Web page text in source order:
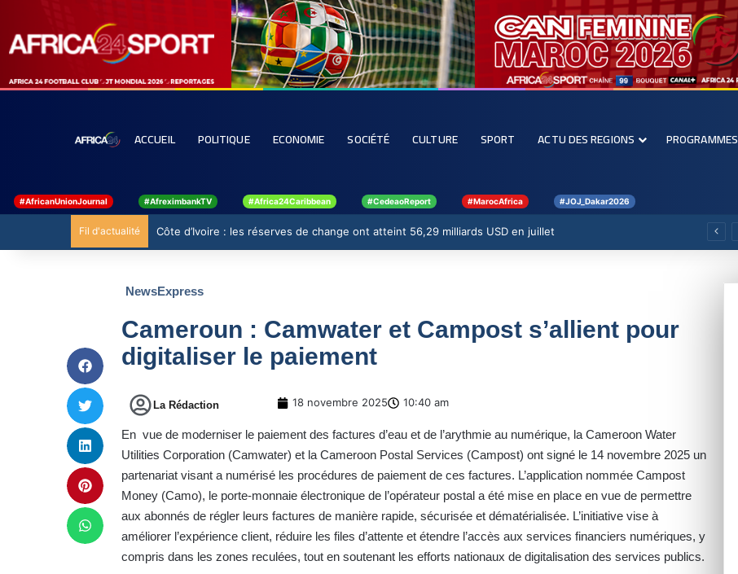
ACCUEIL POLITIQUE ECONOMIE SOCIÉTÉ CULTURE SPORT ACTU DES REGIONS PROGRAMMES
#AfricanUnionJournal #AfreximbankTV #Africa24Caribbean #CedeaoReport #MarocAfrica #JOJ_Dakar2026
Fil d'actualité Côte d’Ivoire : les réserves de change ont atteint 56,29 milliards USD en juillet
NewsExpress
Cameroun : Camwater et Campost s’allient pour
digitaliser le paiement
La Rédaction 18 novembre 2025 10:40 am
En vue de moderniser le paiement des factures d’eau et de l’arythmie au numérique, la Cameroon Water
Utilities Corporation (Camwater) et la Cameroon Postal Services (Campost) ont signé le 14 novembre 2025 un
partenariat visant a numérisé les procédures de paiement de ces factures. L’application nommée Campost
Money (Camo), le porte-monnaie électronique de l’opérateur postal a été mise en place en vue de permettre
aux abonnés de régler leurs factures de manière rapide, sécurisée et dématérialisée. L’initiative vise à
améliorer l’expérience client, réduire les files d’attente et étendre l’accès aux services financiers numériques, y
compris dans les zones reculées, tout en soutenant les efforts nationaux de digitalisation des services publics.